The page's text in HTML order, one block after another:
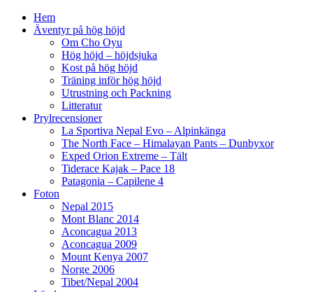
Hem
Äventyr på hög höjd
Om Cho Oyu
Hög höjd – höjdsjuka
Kost på hög höjd
Träning inför hög höjd
Utrustning och Packning
Litteratur
Prylrecensioner
La Sportiva Nepal Evo – Alpinkänga
The North Face – Himalayan Pants – Dunbyxor
Exped Orion Extreme – Tält
Tiderace Kajak – Pace 18
Patagonia – Capilene 4
Foton
Nepal 2015
Mont Blanc 2014
Aconcagua 2013
Aconcagua 2009
Mount Kenya 2007
Norge 2006
Tibet/Nepal 2004